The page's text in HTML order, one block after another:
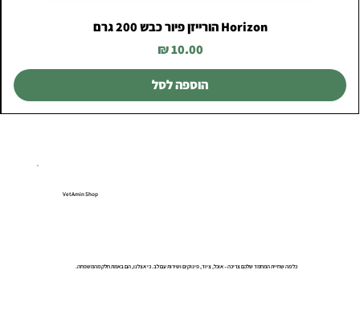
Horizon הורייזן פיור כבש 200 גרם
מחיר
הוספה לסל
VetAmin Shop
כל מה שחיית המחמד שלכם צריכה – אוכל, ציוד, פינוקים ושירות עם לב. כי אצלנו, הם באמת חלק מהמשפחה.